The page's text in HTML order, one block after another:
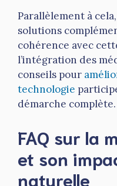
Parallèlement à
solutions
cohérence avec
l’intégration des
conseils pour
technologie
démarche complète.
FAQ sur la
et son
naturelle